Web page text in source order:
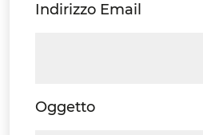
Indirizzo Email
Oggetto